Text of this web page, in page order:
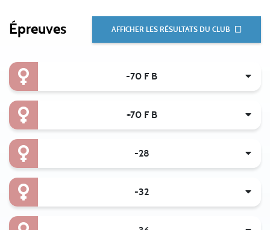
Épreuves AFFICHER LES RÉSULTATS DU CLUB
-70 F B
+70 F B
-28
-32